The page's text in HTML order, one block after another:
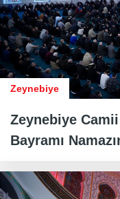
Zeynebiye
Zeynebiye
Bayramı